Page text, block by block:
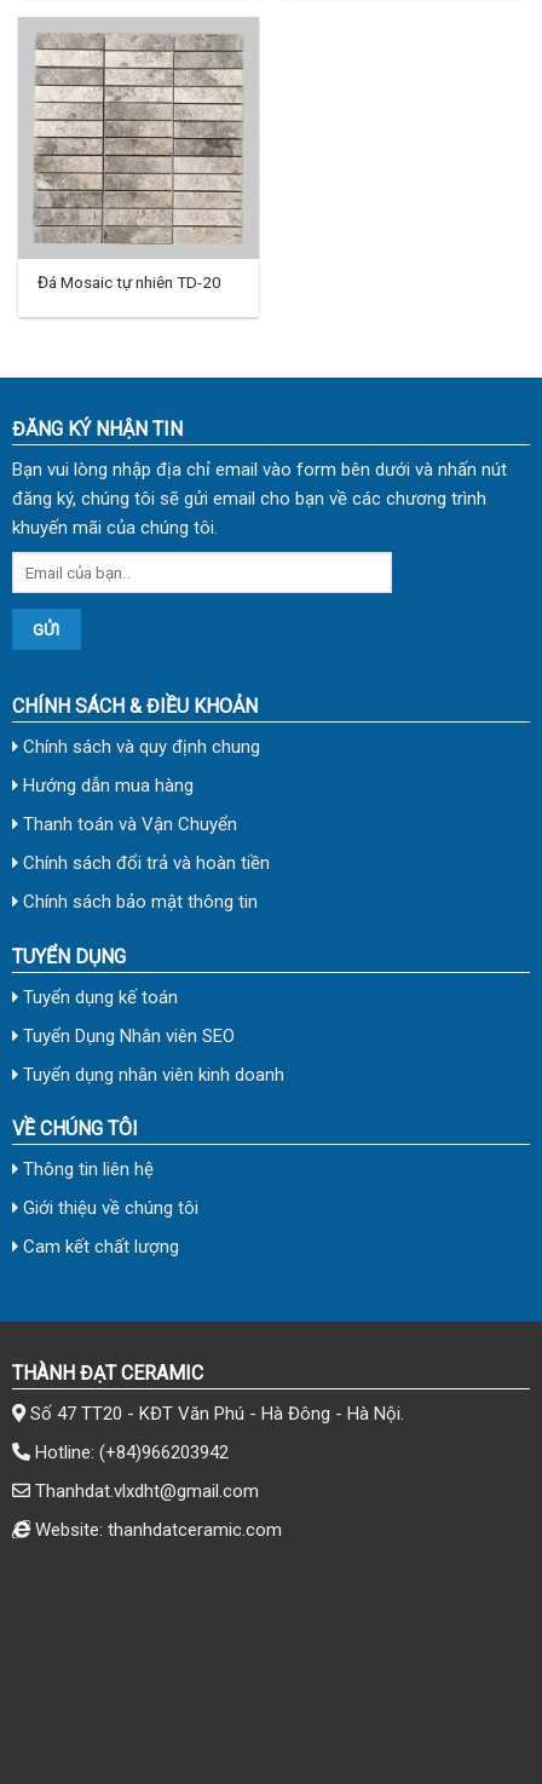
Đá Mosaic tự nhiên TD-20
ĐĂNG KÝ NHẬN TIN
Bạn vui lòng nhập địa chỉ email vào form bên dưới và nhấn nút
đăng ký, chúng tôi sẽ gửi email cho bạn về các chương trình
khuyến mãi của chúng tôi.
CHÍNH SÁCH & ĐIỀU KHOẢN
Chính sách và quy định chung
Hướng dẫn mua hàng
Thanh toán và Vận Chuyển
Chính sách đổi trả và hoàn tiền
Chính sách bảo mật thông tin
TUYỂN DỤNG
Tuyển dụng kế toán
Tuyển Dụng Nhân viên SEO
Tuyển dụng nhân viên kinh doanh
VỀ CHÚNG TÔI
Thông tin liên hệ
Giới thiệu về chúng tôi
Cam kết chất lượng
THÀNH ĐẠT CERAMIC
Số 47 TT20 - KĐT Văn Phú - Hà Đông - Hà Nội.
Hotline: (+84)966203942
Thanhdat.vlxdht@gmail.com
Website: thanhdatceramic.com